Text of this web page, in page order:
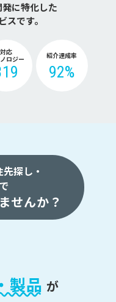
に特化した
スです。
対応
ロジー
紹介達成率
92%
探し・
せんか？
製品 が